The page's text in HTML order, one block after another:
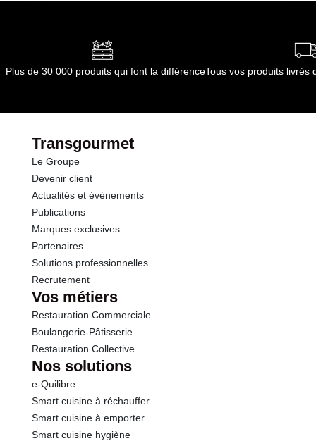
dont Acides gras saturés 0.00 g
dont Sucres
Fibres
Protéines
Sel
Plus de 30 000 produits qui font la différenceTous vos produits livrés
Transgourmet
Le Groupe
Devenir client
Actualités et événements
Publications
Marques exclusives
Partenaires
Solutions professionnelles
Recrutement
Vos métiers
Restauration Commerciale
Boulangerie-Pâtisserie
Restauration Collective
Nos solutions
e-Quilibre
Smart cuisine à réchauffer
Smart cuisine à emporter
Smart cuisine hygiène